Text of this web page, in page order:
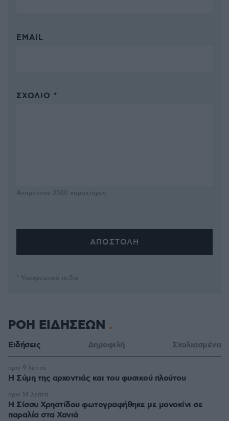
EMAIL
ΣΧΌΛΙΟ *
Απομένουν 2500 χαρακτήρες
* Υποχρεωτικά πεδία
ΡΟΗ ΕΙΔΗΣΕΩΝ
Ειδήσεις Δημοφιλή Σχολιασμένα
Η Σύμη της αρχοντιάς και του φυσικού πλούτου
πριν 9 λεπτά
Η Σίσσυ Χρηστίδου φωτογραφήθηκε με μονοκίνι σε
παραλία στα Χανιά
πριν 14 λεπτά